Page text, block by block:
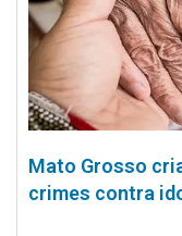
Mato Grosso
crimes contra